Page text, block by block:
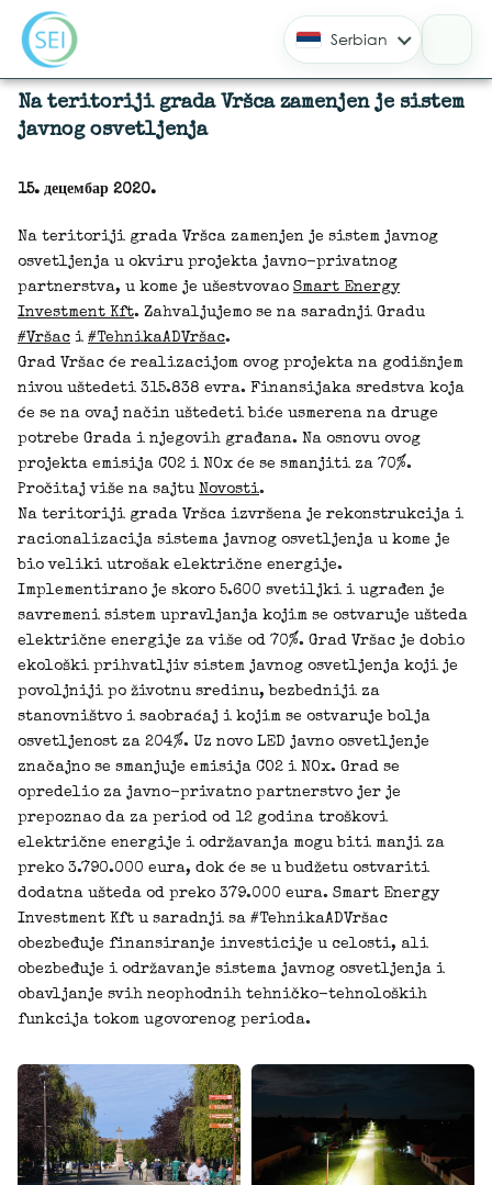
Serbian
Na teritoriji grada Vršca zamenjen je sistem
javnog osvetljenja
15. децембар 2020.
Na teritoriji grada Vršca zamenjen je sistem javnog
osvetljenja u okviru projekta javno-privatnog
partnerstva, u kome je ušestvovao Smart Energy
Investment Kft. Zahvaljujemo se na saradnji Gradu
#Vršac i #TehnikaADVršac.
Grad Vršac će realizacijom ovog projekta na godišnjem
nivou uštedeti 315.838 evra. Finansijaka sredstva koja
će se na ovaj način uštedeti biće usmerena na druge
potrebe Grada i njegovih građana. Na osnovu ovog
projekta emisija CO2 i NOx će se smanjiti za 70%.
Pročitaj više na sajtu Novosti.
Na teritoriji grada Vršca izvršena je rekonstrukcija i
racionalizacija sistema javnog osvetljenja u kome je
bio veliki utrošak električne energije.
Implementirano je skoro 5.600 svetiljki i ugrađen je
savremeni sistem upravljanja kojim se ostvaruje ušteda
električne energije za više od 70%. Grad Vršac je dobio
ekološki prihvatljiv sistem javnog osvetljenja koji je
povoljniji po životnu sredinu, bezbedniji za
stanovništvo i saobraćaj i kojim se ostvaruje bolja
osvetljenost za 204%. Uz novo LED javno osvetljenje
značajno se smanjuje emisija CO2 i NOx. Grad se
opredelio za javno-privatno partnerstvo jer je
prepoznao da za period od 12 godina troškovi
električne energije i održavanja mogu biti manji za
preko 3.790.000 eura, dok će se u budžetu ostvariti
dodatna ušteda od preko 379.000 eura. Smart Energy
Investment Kft u saradnji sa #TehnikaADVršac
obezbeđuje finansiranje investicije u celosti, ali
obezbeđuje i održavanje sistema javnog osvetljenja i
obavljanje svih neophodnih tehničko-tehnoloških
funkcija tokom ugovorenog perioda.